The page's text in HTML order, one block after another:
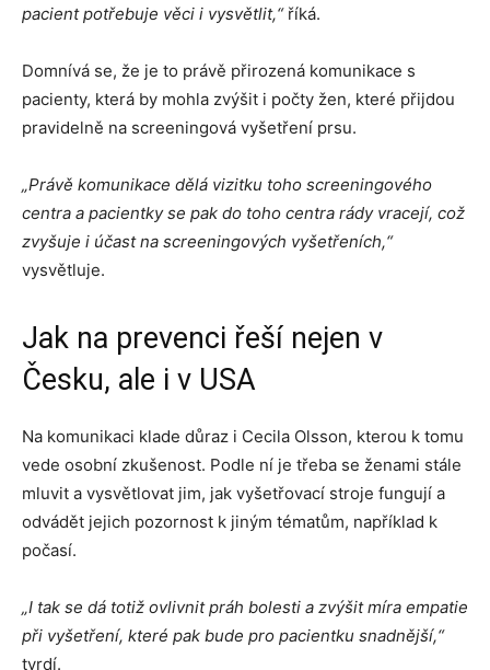
pacient potřebuje věci i vysvětlit,“ říká.
Domnívá se, že je to právě přirozená komunikace s
pacienty, která by mohla zvýšit i počty žen, které přijdou
pravidelně na screeningová vyšetření prsu.
„Právě komunikace dělá vizitku toho screeningového
centra a pacientky se pak do toho centra rády vracejí, což
zvyšuje i účast na screeningových vyšetřeních,“
vysvětluje.
Jak na prevenci řeší nejen v
Česku, ale i v USA
Na komunikaci klade důraz i Cecila Olsson, kterou k tomu
vede osobní zkušenost. Podle ní je třeba se ženami stále
mluvit a vysvětlovat jim, jak vyšetřovací stroje fungují a
odvádět jejich pozornost k jiným tématům, například k
počasí.
„I tak se dá totiž ovlivnit práh bolesti a zvýšit míra empatie
při vyšetření, které pak bude pro pacientku snadnější,“
tvrdí.